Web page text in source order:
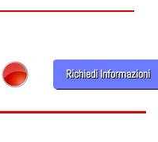
Richiedi Informazioni